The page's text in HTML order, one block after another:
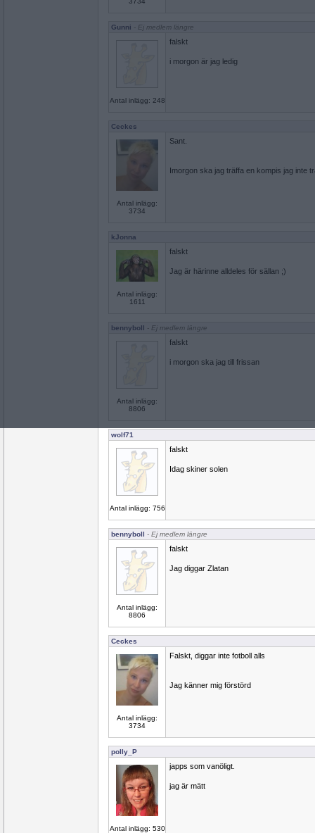
Gunni - Ej medlem längre
Antal inlägg: 248
falskt
i morgon är jag ledig
Ceckes
Antal inlägg:
3734
Sant.
Imorgon ska jag träffa en kompis jag inte
kJonna
Antal inlägg:
1611
falskt
Jag är härinne alldeles för sällan ;)
bennyboll - Ej medlem längre
Antal inlägg:
8806
falskt
i morgon ska jag till frissan
wolf71
Antal inlägg: 756
falskt
Idag skiner solen
bennyboll - Ej medlem längre
Antal inlägg:
8806
falskt
Jag diggar Zlatan
Ceckes
Antal inlägg:
3734
Falskt, diggar inte fotboll alls
Jag känner mig förstörd
polly_P
Antal inlägg: 530
japps som vanöligt.
jag är mätt